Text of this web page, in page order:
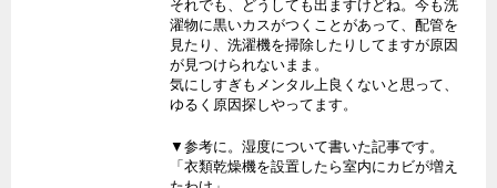
それでも、どうしても出ますけどね。今も洗
濯物に黒いカスがつくことがあって、配管を
見たり、洗濯機を掃除したりしてますが原因
が見つけられないまま。
気にしすぎもメンタル上良くないと思って、
ゆるく原因探しやってます。
▼参考に。湿度について書いた記事です。
「衣類乾燥機を設置したら室内にカビが増え